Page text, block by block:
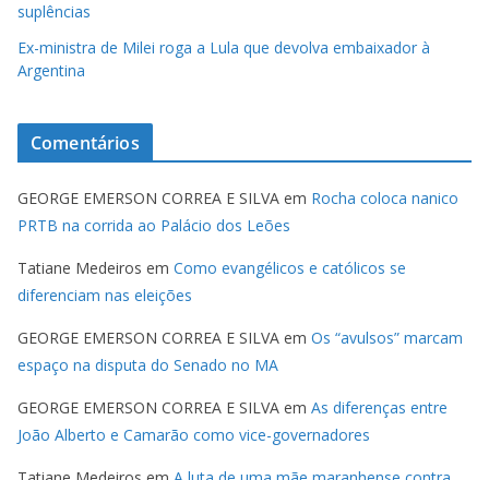
suplências
Ex-ministra de Milei roga a Lula que devolva embaixador à
Argentina
Comentários
GEORGE EMERSON CORREA E SILVA em Rocha coloca nanico
PRTB na corrida ao Palácio dos Leões
Tatiane Medeiros em Como evangélicos e católicos se
diferenciam nas eleições
GEORGE EMERSON CORREA E SILVA em Os “avulsos” marcam
espaço na disputa do Senado no MA
GEORGE EMERSON CORREA E SILVA em As diferenças entre
João Alberto e Camarão como vice-governadores